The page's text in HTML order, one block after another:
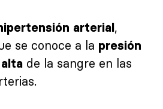
arterial,
se conoce a la presión
de la sangre en las